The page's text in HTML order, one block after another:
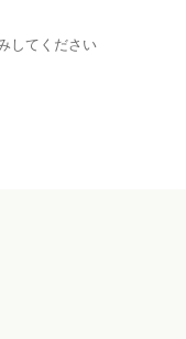
してください